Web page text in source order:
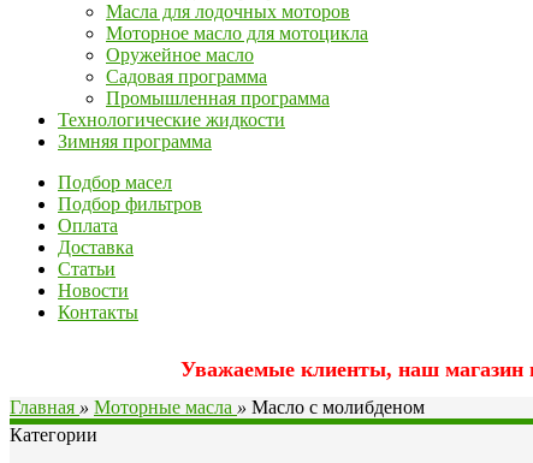
Масла для лодочных моторов
Моторное масло для мотоцикла
Оружейное масло
Садовая программа
Промышленная программа
Технологические жидкости
Зимняя программа
Подбор масел
Подбор фильтров
Оплата
Доставка
Статьи
Новости
Контакты
Уважаемые клиенты, наш магазин
Главная » Моторные масла » Масло с молибденом
Категории